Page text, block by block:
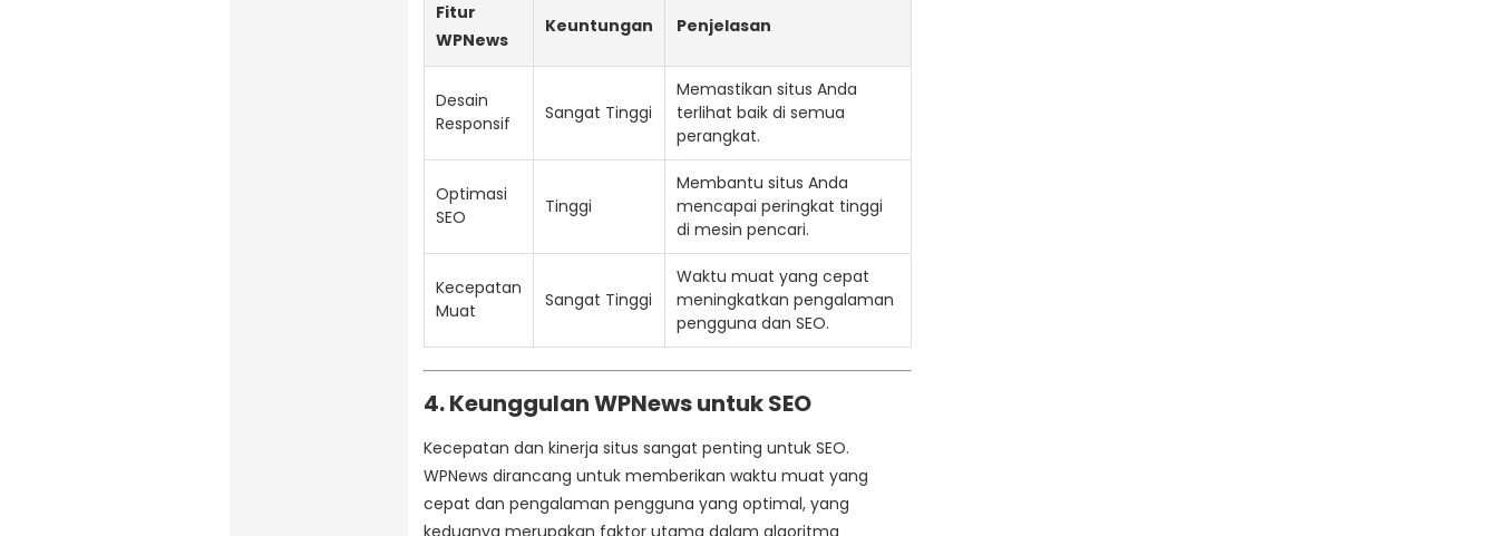
Fitur
WPNews
Keuntungan Penjelasan
Desain
Responsif
Sangat Tinggi
Memastikan situs Anda
terlihat baik di semua
perangkat.
Optimasi
SEO
Tinggi
Membantu situs Anda
mencapai peringkat tinggi
di mesin pencari.
Kecepatan
Muat
Sangat Tinggi
Waktu muat yang cepat
meningkatkan pengalaman
pengguna dan SEO.
4. Keunggulan WPNews untuk SEO
Kecepatan dan kinerja situs sangat penting untuk SEO.
WPNews dirancang untuk memberikan waktu muat yang
cepat dan pengalaman pengguna yang optimal, yang